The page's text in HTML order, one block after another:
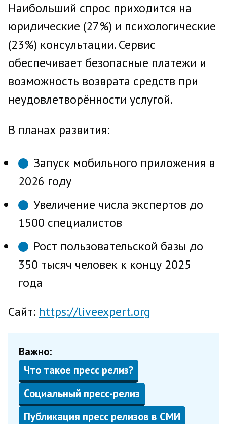
Наибольший спрос приходится на
юридические (27%) и психологические
(23%) консультации. Сервис
обеспечивает безопасные платежи и
возможность возврата средств при
неудовлетворённости услугой.
В планах развития:
Запуск мобильного приложения в
2026 году
Увеличение числа экспертов до
1500 специалистов
Рост пользовательской базы до
350 тысяч человек к концу 2025
года
Сайт: https://liveexpert.org
Важно:
Что такое пресс релиз?
Социальный пресс-релиз
Публикация пресс релизов в СМИ